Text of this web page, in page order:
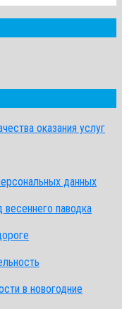
оказания услуг
данных
паводка
в новогодние